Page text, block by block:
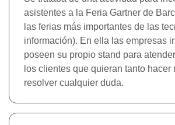
asistentes a la Feria Gartner de
las ferias más importantes de las
información). En ella las empresas
poseen su propio stand para
los clientes que quieran tanto hacer
resolver cualquier duda.